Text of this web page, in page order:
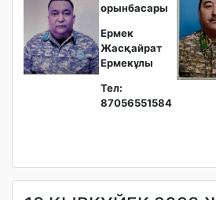
орынбасары
Ермек
Жасқайрат
Ермекұлы
Тел:
87056551584